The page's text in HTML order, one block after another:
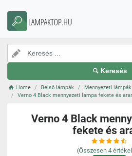
LAMPAKTOP.HU
Keresés
Home Belső lámpák
Mennyezeti lámpák
Verno 4 Black mennyezeti lámpa fekete és
Verno 4 Black
fekete és
(Összesen 4